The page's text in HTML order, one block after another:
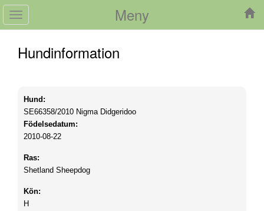
Meny
Toggle
navigation
Hundinformation
Hund:
SE66358/2010 Nigma Didgeridoo
Födelsedatum:
2010-08-22
Ras:
Shetland Sheepdog
Kön:
H